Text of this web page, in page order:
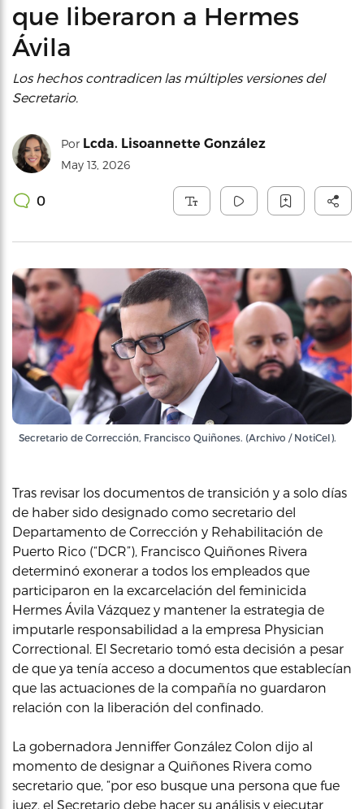
que liberaron a Hermes
Ávila
Los hechos contradicen las múltiples versiones del
Secretario.
Por Lcda. Lisoannette González
May 13, 2026
0
Secretario de Corrección, Francisco Quiñones. (Archivo / NotiCel).
Tras revisar los documentos de transición y a solo días
de haber sido designado como secretario del
Departamento de Corrección y Rehabilitación de
Puerto Rico (“DCR”), Francisco Quiñones Rivera
determinó exonerar a todos los empleados que
participaron en la excarcelación del feminicida
Hermes Ávila Vázquez y mantener la estrategia de
imputarle responsabilidad a la empresa Physician
Correctional. El Secretario tomó esta decisión a pesar
de que ya tenía acceso a documentos que establecían
que las actuaciones de la compañía no guardaron
relación con la liberación del confinado.
La gobernadora Jenniffer González Colon dijo al
momento de designar a Quiñones Rivera como
secretario que, “por eso busque una persona que fue
juez, el Secretario debe hacer su análisis y ejecutar